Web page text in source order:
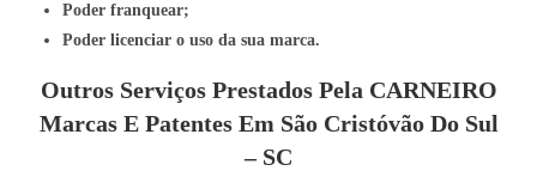
Poder franquear;
Poder licenciar o uso da sua marca.
Outros Serviços Prestados Pela CARNEIRO
Marcas E Patentes Em São Cristóvão Do Sul
– SC